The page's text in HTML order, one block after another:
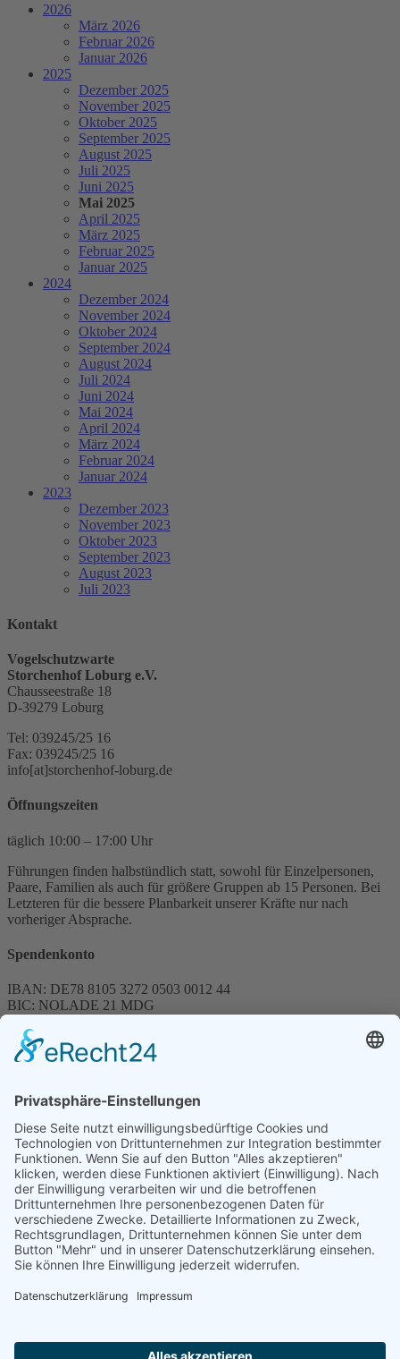
2026
März 2026
Februar 2026
Januar 2026
2025
Dezember 2025
November 2025
Oktober 2025
September 2025
August 2025
Juli 2025
Juni 2025
Mai 2025
April 2025
März 2025
Februar 2025
Januar 2025
2024
Dezember 2024
November 2024
Oktober 2024
September 2024
August 2024
Juli 2024
Juni 2024
Mai 2024
April 2024
März 2024
Februar 2024
Januar 2024
2023
Dezember 2023
November 2023
Oktober 2023
September 2023
August 2023
Juli 2023
Kontakt
Vogelschutzwarte
Storchenhof Loburg e.V.
Chausseestraße 18
D-39279 Loburg
Tel: 039245/25 16
Fax: 039245/25 16
info[at]storchenhof-loburg.de
Öffnungszeiten
täglich 10:00 – 17:00 Uhr
Führungen finden halbstündlich statt, sowohl für Einzelpersonen,
Paare, Familien als auch für größere Gruppen ab 15 Personen. Bei
Letzteren für die bessere Planbarkeit unserer Kräfte nur nach
vorheriger Absprache.
Spendenkonto
IBAN: DE78 8105 3272 0503 0012 44
BIC: NOLADE 21 MDG
Spenden können steuerlich abgesetzt werden
Förderung
© 1987 – 2025
Storchenhof Loburg e.V.
Alle Rechte vorbehalten.
Cookie-Einstellungen
Navigation überspringen
Impressum
Haftungsausschluss